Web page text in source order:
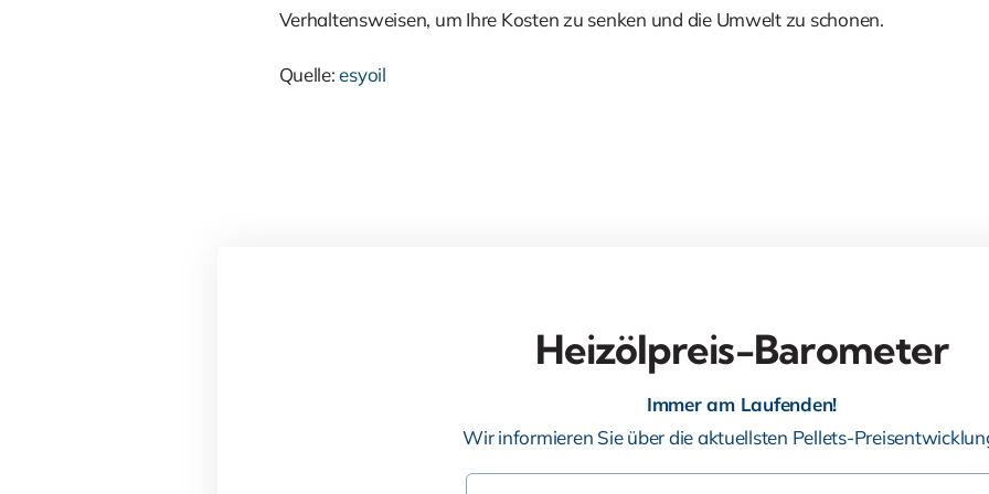
Verhaltensweisen, um Ihre Kosten zu senken und die Umwelt zu schonen.
Quelle:esyoil
Heizölpreis-Barometer
Immer am Laufenden!
Wir informieren Sie über die aktuellsten Pellets-